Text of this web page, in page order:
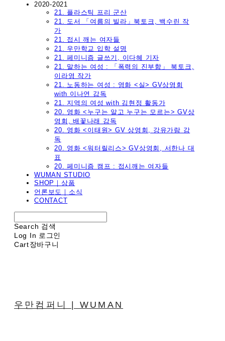
2020-2021
21. 플라스틱 프리 군산
21. 도서 「여름의 빌라」북토크, 백수린 작
가
21. 접시 깨는 여자들
21. 우만학교 입학 설명
21. 페미니즘 글쓰기, 이다혜 기자
21. 말하는 여성 : 「폭력의 진부함」 북토크,
이라영 작가
21. 노동하는 여성 : 영화 <실> GV상영회
with 이나연 감독
21. 지역의 여성 with 김현정 활동가
20. 영화 <누구는 알고 누구는 모르는> GV상
영회, 배꽃나래 감독
20. 영화 <이태원> GV 상영회, 강유가람 감
독
20. 영화 <워터릴리스> GV상영회, 서한나 대
표
20. 페미니즘 캠프 : 접시깨는 여자들
WUMAN STUDIO
SHOP｜상품
언론보도｜소식
CONTACT
Search 검색
Log In 로그인
Cart장바구니
우만컴퍼니 | WUMAN